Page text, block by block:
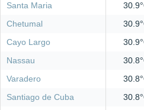
Santa Maria
Chetumal
Cayo Largo
Nassau
Varadero
Santiago de Cuba